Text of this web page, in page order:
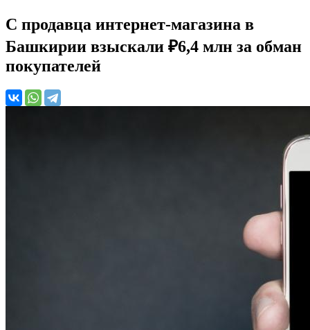
С продавца интернет-магазина в
Башкирии взыскали ₽6,4 млн за обман
покупателей